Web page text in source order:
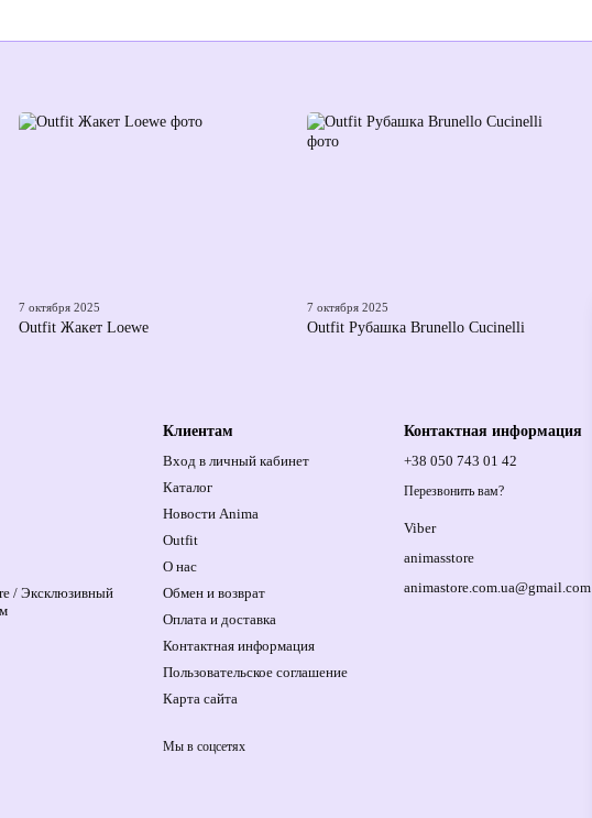
7 октября 2025
Outfit Жакет Loewe
7 октября 2025
Outfit Рубашка Brunello Cucinelli
/ Эксклюзивный
Клиентам
Вход в личный кабинет
Каталог
Новости Anima
Outfit
О нас
Обмен и возврат
Оплата и доставка
Контактная информация
Пользовательское соглашение
Карта сайта
Мы в соцсетях
Контактная информация
+38 050 743 01 42
Перезвонить вам?
Viber
animasstore
animastore.com.ua@gmail.com